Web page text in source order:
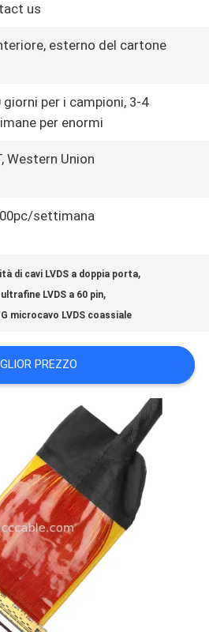
us
esterno del cartone
giorni per i campioni, 3-4
per enormi
Western Union
settimana
di cavi LVDS a doppia porta,
LVDS a 60 pin,
microcavo LVDS coassiale
PREZZO